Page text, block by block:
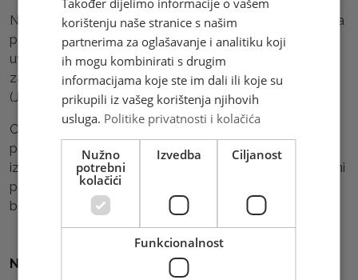
Naplata administrativne pristojbe obavljat će se i dalje za
pošiljke koje su pod carinskim postupkom (u izvozu i
uvozu) tj. za pošiljke za koje Carinski referat Mostar
zahtjeva podnošenje carinske prijave za pravne osobe
(JCI) i poštansko carinske deklaracije za fizičke osobe.
Ovo je dobra vijest za naše korisnike koji šalju robu u
poštanskim pošiljkama, posebno za e-commerce
izvoznike robe male vrijednosti jer su do sada bili obvezni
plaćati administrativnu taksu za svaku pošiljku s robom
bez obzira na vrijednost, što je sada ukinuto.
Natrag na sve vijesti
Također dijelimo informacije o vašem
korištenju naše stranice s našim
partnerima za oglašavanje i analitiku koji
ih mogu kombinirati s drugim
informacijama koje ste im dali ili koje su
prikupili iz vašeg korištenja njihovih
usluga. Politike privatnosti i kolačića
Nužno
potrebni
kolačići
Izvedba Ciljanost
Funkcionalnost